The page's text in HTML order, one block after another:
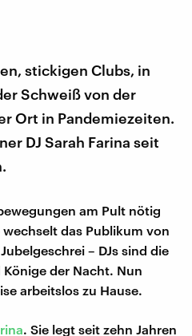
stickigen Clubs, in
Schweiß von der
Ort in Pandemiezeiten.
DJ Sarah Farina seit
am Pult nötig
das Publikum von
– DJs sind die
der Nacht. Nun
arbeitslos zu Hause.
. Sie legt seit zehn Jahren